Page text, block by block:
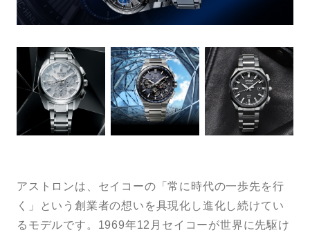
トンプキンス
LINEで問い合わせ
アストロンは、セイコーの「常に時代の一歩先を行
く」という創業者の想いを具現化し進化し続けてい
るモデルです。 1969年12月セイコーが世界に先駆け